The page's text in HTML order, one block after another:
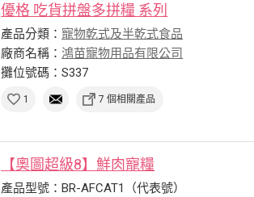
優格 吃貨拼盤多拼糧 系列
產品分類：寵物乾式及半乾式食品
廠商名稱：鴻苗寵物用品有限公司
攤位號碼：S337
1 7 個相關產品
【奧圖超級8】鮮肉寵糧
產品型號：BR-AFCAT1（代表號）